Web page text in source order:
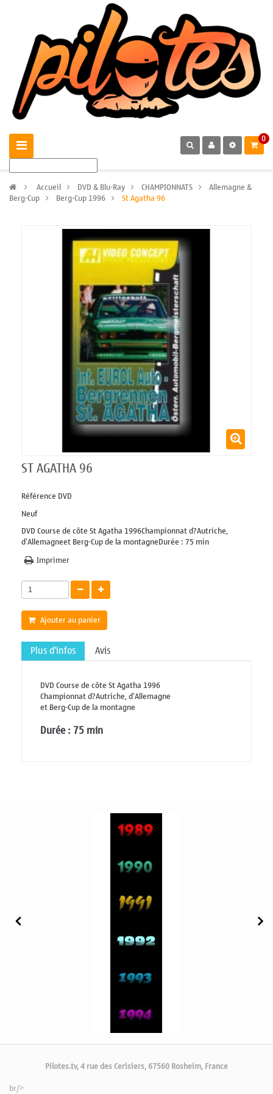
0
> Accueil > DVD & Blu-Ray > CHAMPIONNATS > Allemagne &
Berg-Cup > Berg-Cup 1996 > St Agatha 96
ST AGATHA 96
Référence DVD
Neuf
DVD Course de côte St Agatha 1996Championnat d?Autriche,
d'Allemagneet Berg-Cup de la montagneDurée : 75 min
Imprimer
Ajouter au panier
Plus d'infos Avis
DVD Course de côte St Agatha 1996
Championnat d?Autriche, d'Allemagne
et Berg-Cup de la montagne
Durée : 75 min
Pilotes.tv, 4 rue des Cerisiers, 67560 Rosheim, France
br/>